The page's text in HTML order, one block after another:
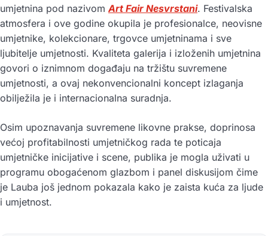
umjetnina pod nazivom Art Fair Nesvrstani. Festivalska
atmosfera i ove godine okupila je profesionalce, neovisne
umjetnike, kolekcionare, trgovce umjetninama i sve
ljubitelje umjetnosti. Kvaliteta galerija i izloženih umjetnina
govori o iznimnom događaju na tržištu suvremene
umjetnosti, a ovaj nekonvencionalni koncept izlaganja
obilježila je i internacionalna suradnja.
Osim upoznavanja suvremene likovne prakse, doprinosa
većoj profitabilnosti umjetničkog rada te poticaja
umjetničke inicijative i scene, publika je mogla uživati u
programu obogaćenom glazbom i panel diskusijom čime
je Lauba još jednom pokazala kako je zaista kuća za ljude
i umjetnost.